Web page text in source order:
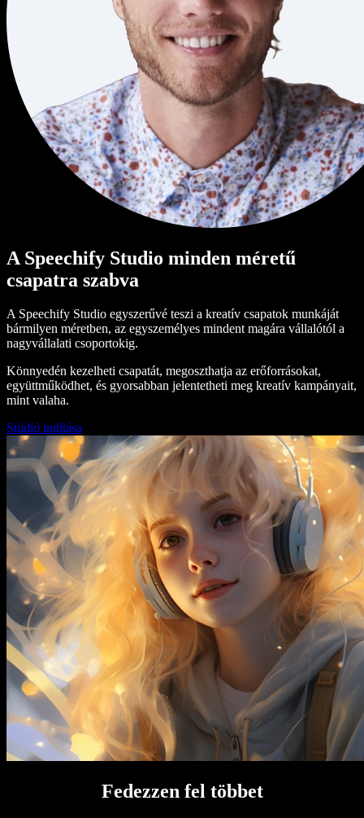
A Speechify Studio minden méretű
csapatra szabva
A Speechify Studio egyszerűvé teszi a kreatív csapatok munkáját
bármilyen méretben, az egyszemélyes mindent magára vállalótól a
nagyvállalati csoportokig.
Könnyedén kezelheti csapatát, megoszthatja az erőforrásokat,
együttműködhet, és gyorsabban jelentetheti meg kreatív kampányait,
mint valaha.
Stúdió indítása
Fedezzen fel többet